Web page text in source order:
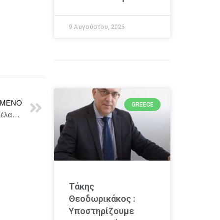
Μεγάλα Βραβεία για την παράσταση «Η Λέλα και η Λέλα» του Ανδρέα Στάικου στο διεθνές φεστιβάλ «Sitfy Georgia Festival» στην Τιφλίδα, Γεωργία
9 Αυγούστου, 2026
GREECE
Τάκης
Θεοδωρικάκος :
Υποστηρίζουμε